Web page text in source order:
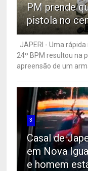
PM prende
pistola no
JAPERI - Uma
24º BPM resultou na
apreensão de um
3
Casal de
em Nova
e homem